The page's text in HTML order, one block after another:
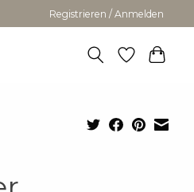
Registrieren / Anmelden